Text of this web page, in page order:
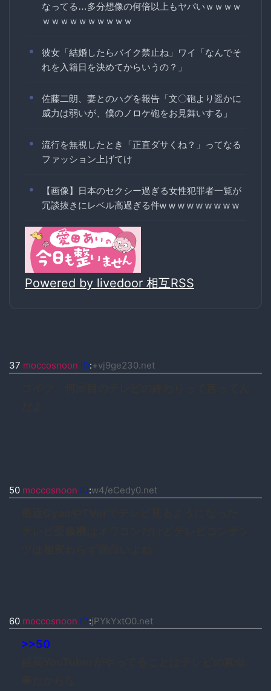
なってる…多分想像の何倍以上もヤバいｗｗｗｗ
ｗｗｗｗｗｗｗｗｗｗ
彼女「結婚したらバイク禁止ね」ワイ「なんでそ
れを入籍日を決めてからいうの？」
佐藤二朗、妻とのハグを報告「文〇砲より遥かに
威力は弱いが、僕のノロケ砲をお見舞いする」
流行を無視したとき「正直ダサくね？」ってなる
ファッション上げてけ
【画像】日本のセクシー過ぎる女性犯罪者一覧が
冗談抜きにレベル高過ぎる件w w w w w w w w w
Powered by livedoor 相互RSS
37 moccosnoon ID:+vj9ge230.net
50 moccosnoon ID:w4/eCedy0.net
60 moccosnoon ID:jPYkYxtO0.net
>>50